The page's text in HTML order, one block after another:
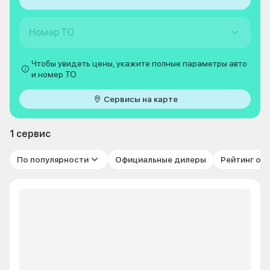
Номер ТО
Чтобы увидеть цены, укажите полные параметры авто
и номер ТО
Сервисы на карте
1 сервис
По популярности Официальные дилеры Рейтинг